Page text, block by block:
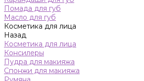
Помада для губ
Масло для губ
Косметика для лица
Назад
Косметика для лица
Консилеры
Пудра для макияжа
Спонжи для макияжа